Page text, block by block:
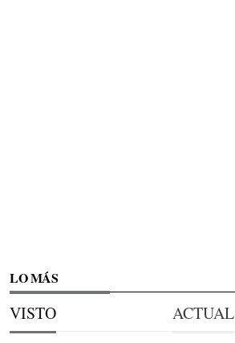
LO MÁS
VISTO ACTUAL